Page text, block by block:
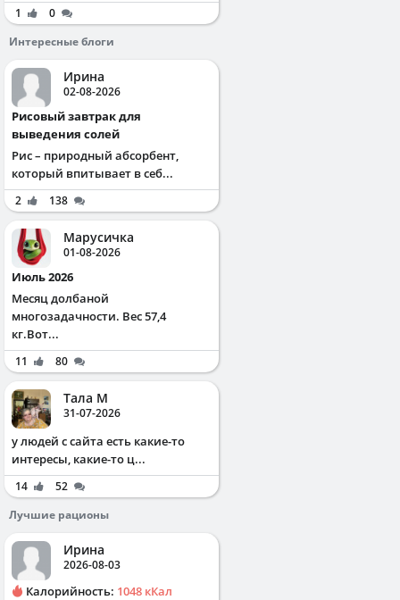
1
0
Интересные блоги
Ирина
02-08-2026
Рисовый завтрак для
выведения солей
Рис – природный абсорбент,
который впитывает в себ...
2 138
Марусичка
01-08-2026
Июль 2026
Месяц долбаной
многозадачности. Вес 57,4
кг.Вот...
11 80
Тала М
31-07-2026
у людей с сайта есть какие-то
интересы, какие-то ц...
14
52
Лучшие рационы
Ирина
2026-08-03
Калорийность: 1048 кКал